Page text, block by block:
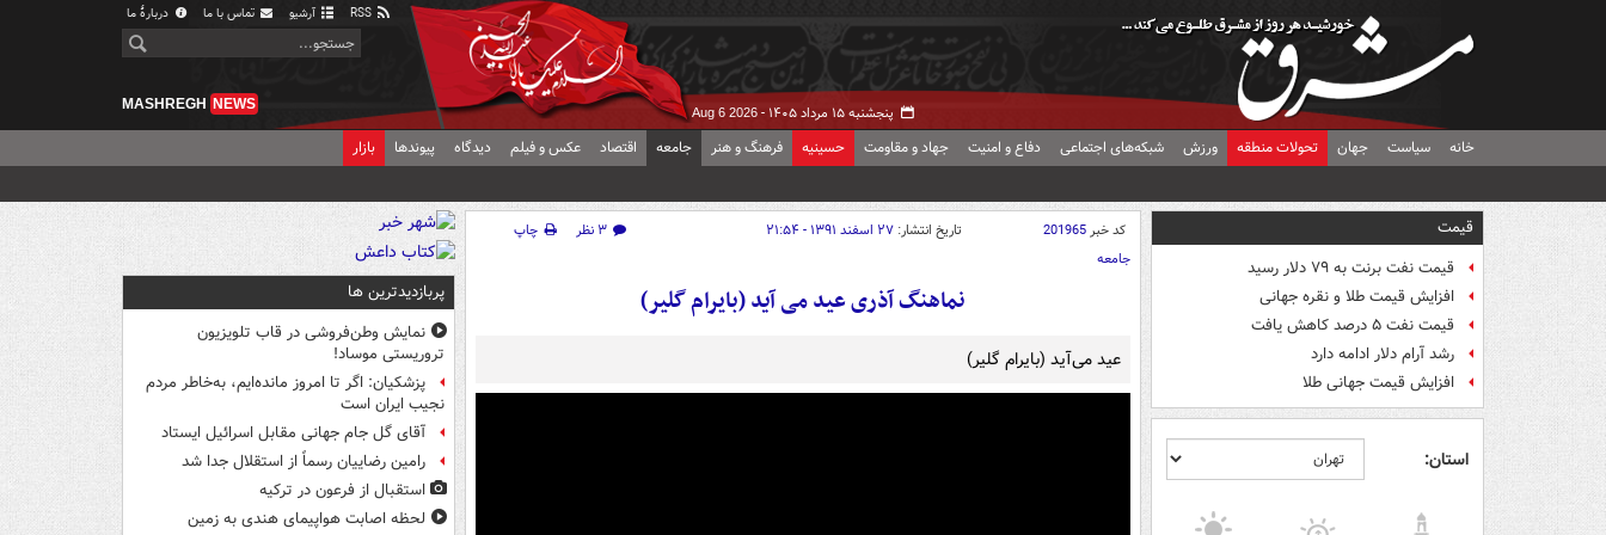
آرشیو تماس با ما دربارهٔ ما
پنجشنبه ۱۵ مرداد ۱۴۰۵ - Aug 6 2026
MASHREGH NEWS
خانه سیاست جهان تحولات منطقه ورزش شبکه‌های اجتماعی دفاع و امنیت جهاد و مقاومت حسینیه فرهنگ و هنر جامعه اقتصاد عکس و فیلم دیدگاه پیوندها بازار
قیمت
قیمت نفت برنت به ۷۹ دلار رسید
افزایش قیمت طلا و نقره جهانی
قیمت نفت ۵ درصد کاهش یافت
رشد آرام دلار ادامه دارد
افزایش قیمت جهانی طلا
استان:
کد خبر201965 تاریخ انتشار: ۲۷ اسفند ۱۳۹۱ - ۲۱:۵۴ ۳ نظر
چاپ
جامعه
نماهنگ آذری عید می آید (بایرام گلیر)
عید می‌آید (بایرام گلیر)
پربازدیدترین ها
نمایش وطن‌فروشی در قاب تلویزیون
تروریستی موساد!
پزشکیان: اگر تا امروز مانده‌ایم، به‌خاطر مردم
نجیب ایران است
آقای گل جام جهانی مقابل اسرائیل ایستاد
رامین رضاییان رسماً از استقلال جدا شد
استقبال از فرعون در ترکیه
لحظه اصابت هواپیمای هندی به زمین